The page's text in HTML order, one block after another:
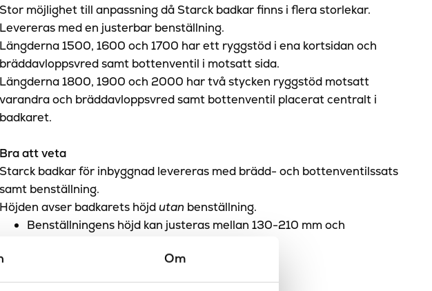
Om
Stor möjlighet till anpassning då Starck badkar finns i flera storlekar.
Levereras med en justerbar benställning.
Längderna 1500, 1600 och 1700 har ett ryggstöd i ena kortsidan och
bräddavloppsvred samt bottenventil i motsatt sida.
Längderna 1800, 1900 och 2000 har två stycken ryggstöd motsatt
varandra och bräddavloppsvred samt bottenventil placerat centralt i
badkaret.
Bra att veta
Starck badkar för inbyggnad levereras med brädd- och bottenventilssats
samt benställning.
Höjden avser badkarets höjd utan benställning.
Benställningens höjd kan justeras mellan 130-210 mm och
Duravit